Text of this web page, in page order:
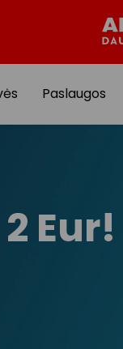
Paslaugos
Eur!